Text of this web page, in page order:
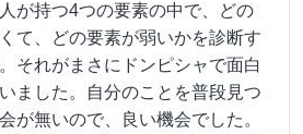
が持つ4つの要素の中で、どの
て、どの要素が弱いかを診断す
それがまさにドンピシャで面白
ました。自分のことを普段見つ
が無いので、良い機会でした。